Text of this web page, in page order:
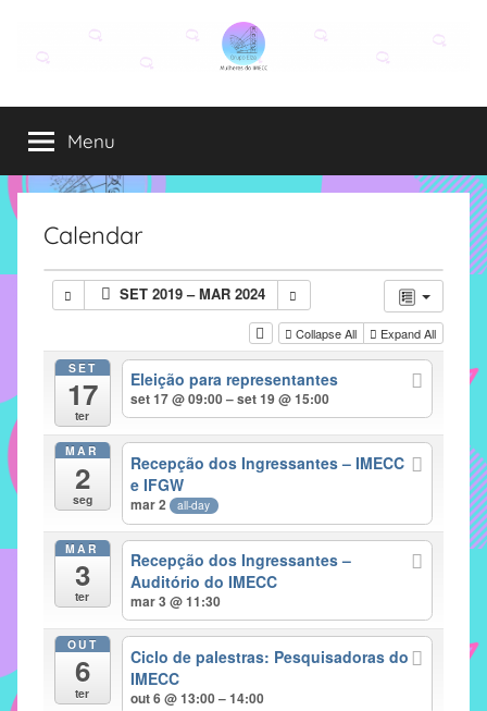
conteúdo
Grupo
Elza
Elza
é
formado
alunas,
funcionárias
IMECC
tem
como
atribuição
implementar
mecanismos
proporcionem
fortalecimento
Menu
Calendar
SET 2019 – MAR 2024
Collapse All Expand All
SET
17
ter
Eleição para representantes
set 17 @ 09:00 – set 19 @ 15:00
MAR
2
seg
Recepção dos Ingressantes – IMECC
e IFGW
mar 2 all-day
MAR
3
ter
Recepção dos Ingressantes –
Auditório do IMECC
mar 3 @ 11:30
OUT
6
ter
Ciclo de palestras: Pesquisadoras do
IMECC
out 6 @ 13:00 – 14:00